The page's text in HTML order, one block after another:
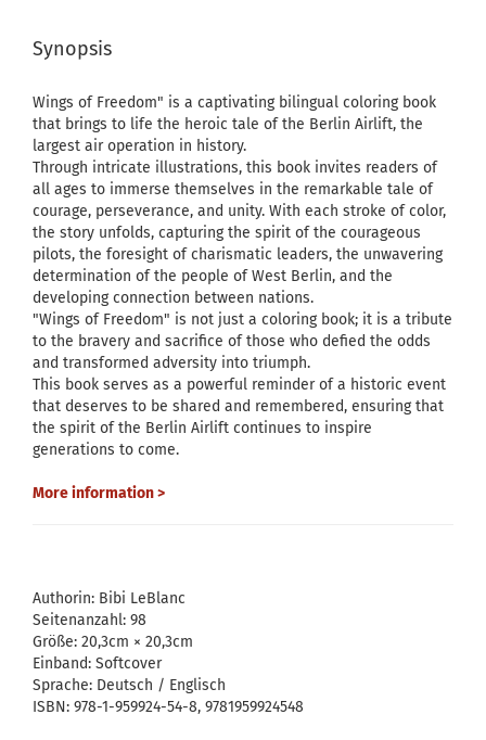
Synopsis
Wings of Freedom" is a captivating bilingual coloring book
that brings to life the heroic tale of the Berlin Airlift, the
largest air operation in history.
Through intricate illustrations, this book invites readers of
all ages to immerse themselves in the remarkable tale of
courage, perseverance, and unity. With each stroke of color,
the story unfolds, capturing the spirit of the courageous
pilots, the foresight of charismatic leaders, the unwavering
determination of the people of West Berlin, and the
developing connection between nations.
"Wings of Freedom" is not just a coloring book; it is a tribute
to the bravery and sacrifice of those who defied the odds
and transformed adversity into triumph.
This book serves as a powerful reminder of a historic event
that deserves to be shared and remembered, ensuring that
the spirit of the Berlin Airlift continues to inspire
generations to come.
More information >
Authorin: Bibi LeBlanc
Seitenanzahl: 98
Größe: 20,3cm × 20,3cm
Einband: Softcover
Sprache: Deutsch / Englisch
ISBN: 978-1-959924-54-8, 9781959924548